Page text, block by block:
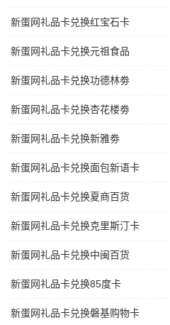
新蛋网礼品卡兑换红宝石卡
新蛋网礼品卡兑换元祖食品
新蛋网礼品卡兑换功德林劵
新蛋网礼品卡兑换杏花楼劵
新蛋网礼品卡兑换新雅劵
新蛋网礼品卡兑换面包新语卡
新蛋网礼品卡兑换夏商百货
新蛋网礼品卡兑换克里斯汀卡
新蛋网礼品卡兑换中闽百货
新蛋网礼品卡兑换85度卡
新蛋网礼品卡兑换磐基购物卡